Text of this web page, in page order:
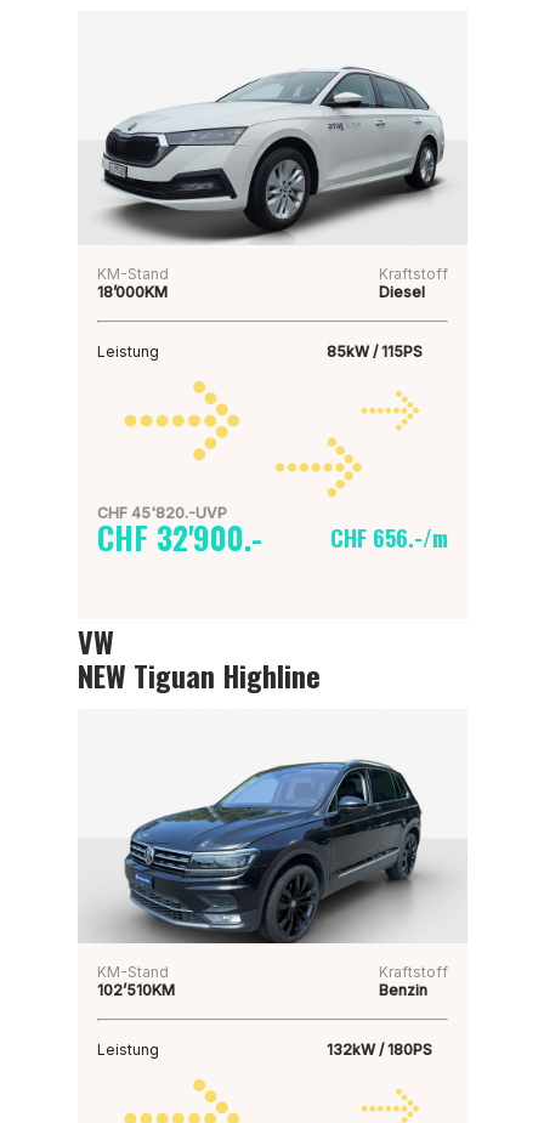
KM-Stand
18’000KM
Kraftstoff
Diesel
Leistung 85kW / 115PS
CHF 45'820.-UVP
CHF 32'900.- CHF 656.-/m
VW
NEW Tiguan Highline
KM-Stand
102’510KM
Kraftstoff
Benzin
Leistung 132kW / 180PS